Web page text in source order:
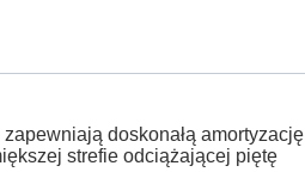
doskonałą amortyzację
strefie odciążającej piętę